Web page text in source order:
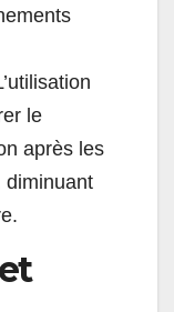
le
après les
diminuant